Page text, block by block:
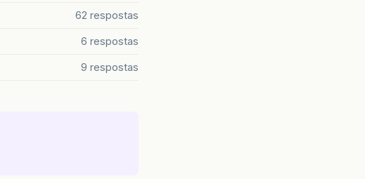
62 respostas
6 respostas
9 respostas